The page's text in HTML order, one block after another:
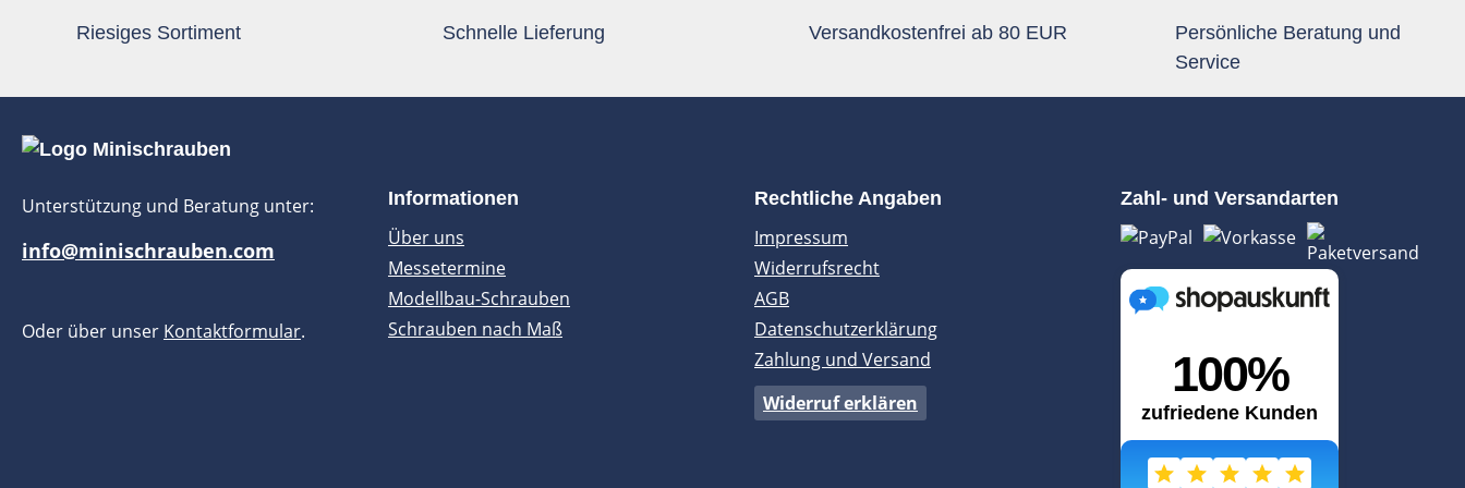
Riesiges Sortiment Schnelle Lieferung Versandkostenfrei ab 80 EUR
Persönliche Beratung und
Service
Unterstützung und Beratung unter:
info@minischrauben.com
Oder über unser Kontaktformular.
Informationen
Über uns
Messetermine
Modellbau-Schrauben
Schrauben nach Maß
Rechtliche Angaben
Impressum
Widerrufsrecht
AGB
Datenschutzerklärung
Zahlung und Versand
Widerruf erklären
Zahl- und Versandarten